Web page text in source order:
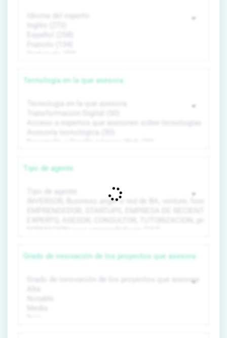
Tecnología en la que asesora
Tipo de agente
Grado de innovación de los proyectos que asesora